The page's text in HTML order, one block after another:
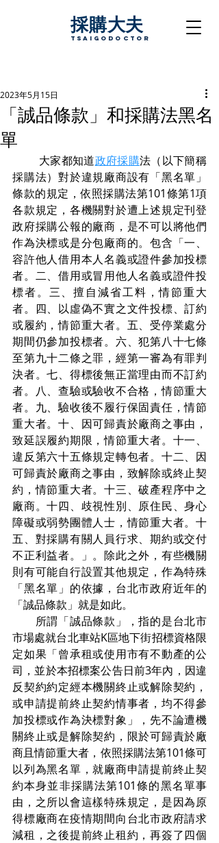
採購大夫
TsaigoDoctor
「誠品條款」和採購法黑名
單
2023年5月15日
         大家都知道
政府採購法（以下簡稱
採購法）對於違規廠商設有「黑名單」
條款的規定，依照採購法第101條第1項
各款規定，各機關對於遭上述規定刊登
政府採購公報的廠商，是不可以將他們
作為決標或是分包廠商的。包含「一、
容許他人借用本人名義或證件參加投標
者。二、借用或冒用他人名義或證件投
標者。三、擅自減省工料，情節重大
者。四、以虛偽不實之文件投標、訂約
或履約，情節重大者。五、受停業處分
期間仍參加投標者。六、犯第八十七條
至第九十二條之罪，經第一審為有罪判
決者。七、得標後無正當理由而不訂約
者。八、查驗或驗收不合格，情節重大
者。九、驗收後不履行保固責任，情節
重大者。十、因可歸責於廠商之事由，
致延誤履約期限，情節重大者。十一、
違反第六十五條規定轉包者。十二、因
可歸責於廠商之事由，致解除或終止契
約，情節重大者。十三、破產程序中之
廠商。十四、歧視性別、原住民、身心
障礙或弱勢團體人士，情節重大者。十
五、對採購有關人員行求、期約或交付
不正利益者。」。除此之外，有些機關
則有可能自行設置其他規定，作為特殊
「黑名單」的依據，台北市政府近年的
「誠品條款」就是如此。
所謂「誠品條款」，指的是台北市
市場處就台北車站K區地下街招標資格限
定如果「曾承租或使用市有不動產的公
司，並於本招標案公告日前3年內，因違
反契約約定經本機關終止或解除契約，
或申請提前終止契約情事者，均不得參
加投標或作為決標對象」，先不論遭機
關終止或是解除契約，限於可歸責於廠
商且情節重大者，依照採購法第101條可
以列為黑名單，就廠商申請提前終止契
約本身並非採購法第101條的黑名單事
由，之所以會這樣特殊規定，是因為原
得標廠商在疫情期間向台北市政府請求
減租，之後提前終止租約，再簽了四個